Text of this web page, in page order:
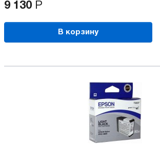
9 130 Р
В корзину